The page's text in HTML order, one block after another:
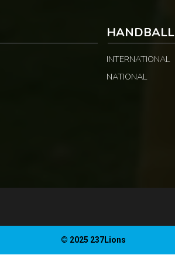
HANDBALL
INTERNATIONAL
NATIONAL
© 2025 237Lions